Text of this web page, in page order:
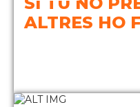
ALTRES HO